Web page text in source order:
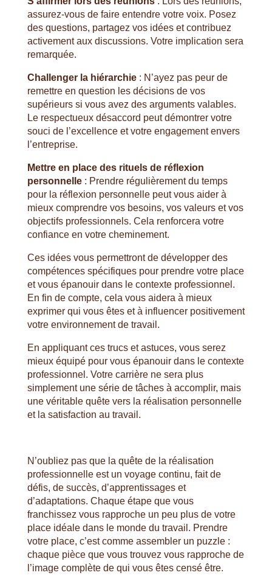
assurez-vous de faire entendre votre voix. Posez
des questions, partagez vos idées et contribuez
activement aux discussions. Votre implication sera
remarquée.
Challenger la hiérarchie: N’ayez pas peur de
remettre en question les décisions de vos
supérieurs si vous avez des arguments valables.
Le respectueux désaccord peut démontrer votre
souci de l’excellence et votre engagement envers
l’entreprise.
Mettre en place des rituels de réflexion
personnelle: Prendre régulièrement du temps
pour la réflexion personnelle peut vous aider à
mieux comprendre vos besoins, vos valeurs et vos
objectifs professionnels. Cela renforcera votre
confiance en votre cheminement.
Ces idées vous permettront de développer des
compétences spécifiques pour prendre votre place
et vous épanouir dans le contexte professionnel.
En fin de compte, cela vous aidera à mieux
exprimer qui vous êtes et à influencer positivement
votre environnement de travail.
En appliquant ces trucs et astuces, vous serez
mieux équipé pour vous épanouir dans le contexte
professionnel. Votre carrière ne sera plus
simplement une série de tâches à accomplir, mais
une véritable quête vers la réalisation personnelle
et la satisfaction au travail.
N’oubliez pas que la quête de la réalisation
professionnelle est un voyage continu, fait de
défis, de succès, d’apprentissages et
d’adaptations. Chaque étape que vous
franchissez vous rapproche un peu plus de votre
place idéale dans le monde du travail. Prendre
votre place, c’est comme assembler un puzzle :
chaque pièce que vous trouvez vous rapproche de
l’image complète de qui vous êtes censé être.